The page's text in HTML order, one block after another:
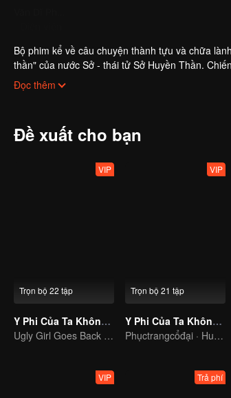
Bộ phim kể về câu chuyện thành tựu và chữa
thần" của nước Sở - thái tử Sở Huyền Thần.
Sở Huyền Thần từ khi sinh ra đã tự nhiên phóng
không chỉ chữa bệnh thể xác, mà còn chữa
việc thiên hạ, họ đã cùng nhau trải qua hoạn
đau khổ của chúng sinh, và cuối cùng đạt được
Đọc thêm
Đề xuất cho bạn
Trọn bộ 22 tập
VIP
Y Phi Của Ta Không Dễ Chọc
Ugly Girl Goes Back in Time and Becomes a Doctor
Trọn bộ 21 tập
VIP
Y Phi Của Ta Không Dễ Chọc Phần 2
Phụctrangcổđại · Huyềnảo
VIP Trả phí